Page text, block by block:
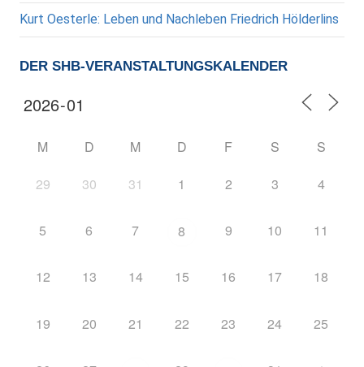
Kurt Oesterle: Leben und Nachleben Friedrich Hölderlins
DER SHB-VERANSTALTUNGSKALENDER
M D M D F S S
29 30 31 1 2 3 4
5 6 7 8 9 10 11
12 13 14 15 16 17 18
19 20 21 22 23 24 25